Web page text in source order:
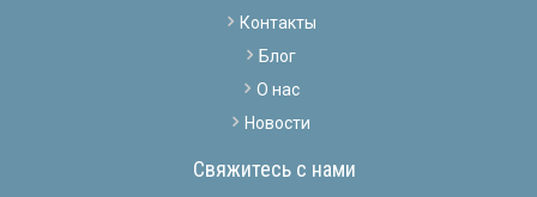
Контакты
Блог
О нас
Новости
Свяжитесь с нами